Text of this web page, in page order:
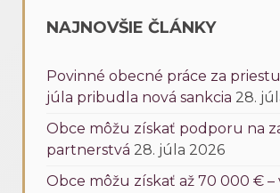
NAJNOVŠIE ČLÁNKY
Povinné obecné práce za
júla pribudla nová sankcia 28.
Obce môžu získať podporu na
partnerstvá 28. júla 2026
Obce môžu získať až 70 000 € –